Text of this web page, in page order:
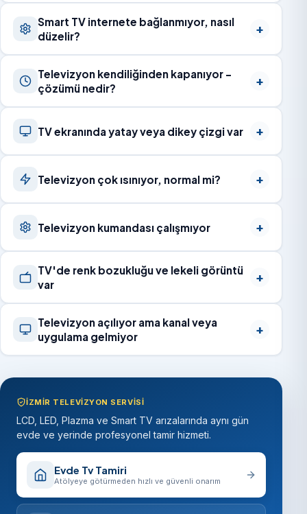
Smart TV internete bağlanmıyor, nasıl
düzelir?
Televizyon kendiliğinden kapanıyor –
çözümü nedir?
TV ekranında yatay veya dikey çizgi var
Televizyon çok ısınıyor, normal mi?
Televizyon kumandası çalışmıyor
TV'de renk bozukluğu ve lekeli görüntü
var
Televizyon açılıyor ama kanal veya
uygulama gelmiyor
İZMIR TELEVIZYON SERVISI
LCD, LED, Plazma ve Smart TV arızalarında aynı gün
evde ve yerinde profesyonel tamir hizmeti.
Evde Tv Tamiri
Atölyeye götürmeden hızlı ve güvenli onarım